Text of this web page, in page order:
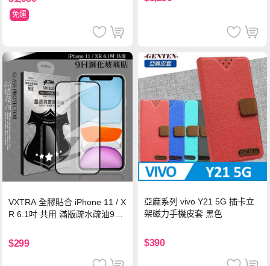
免運
VXTRA 全膠貼合 iPhone 11 / X
R 6.1吋 共用 滿版疏水疏油9H
$299
亞麻系列 vivo Y21 5G 插卡立
架磁力手機皮套 黑色
$390